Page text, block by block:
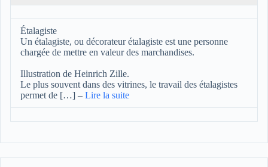
Étalagiste
Un étalagiste, ou décorateur étalagiste est une personne
chargée de mettre en valeur des marchandises.
Illustration de Heinrich Zille.
Le plus souvent dans des vitrines, le travail des étalagistes
permet de […] – Lire la suite